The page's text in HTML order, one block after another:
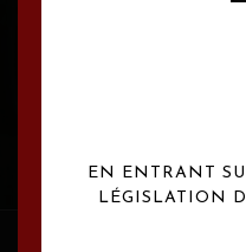
EN ENTRANT
LÉGISLATION